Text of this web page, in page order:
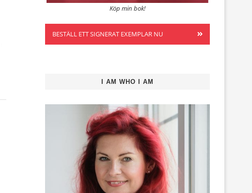
Köp min bok!
BESTÄLL ETT SIGNERAT EXEMPLAR NU
I AM WHO I AM